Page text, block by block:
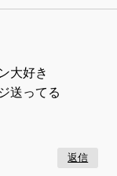
大好き
送ってる
返信